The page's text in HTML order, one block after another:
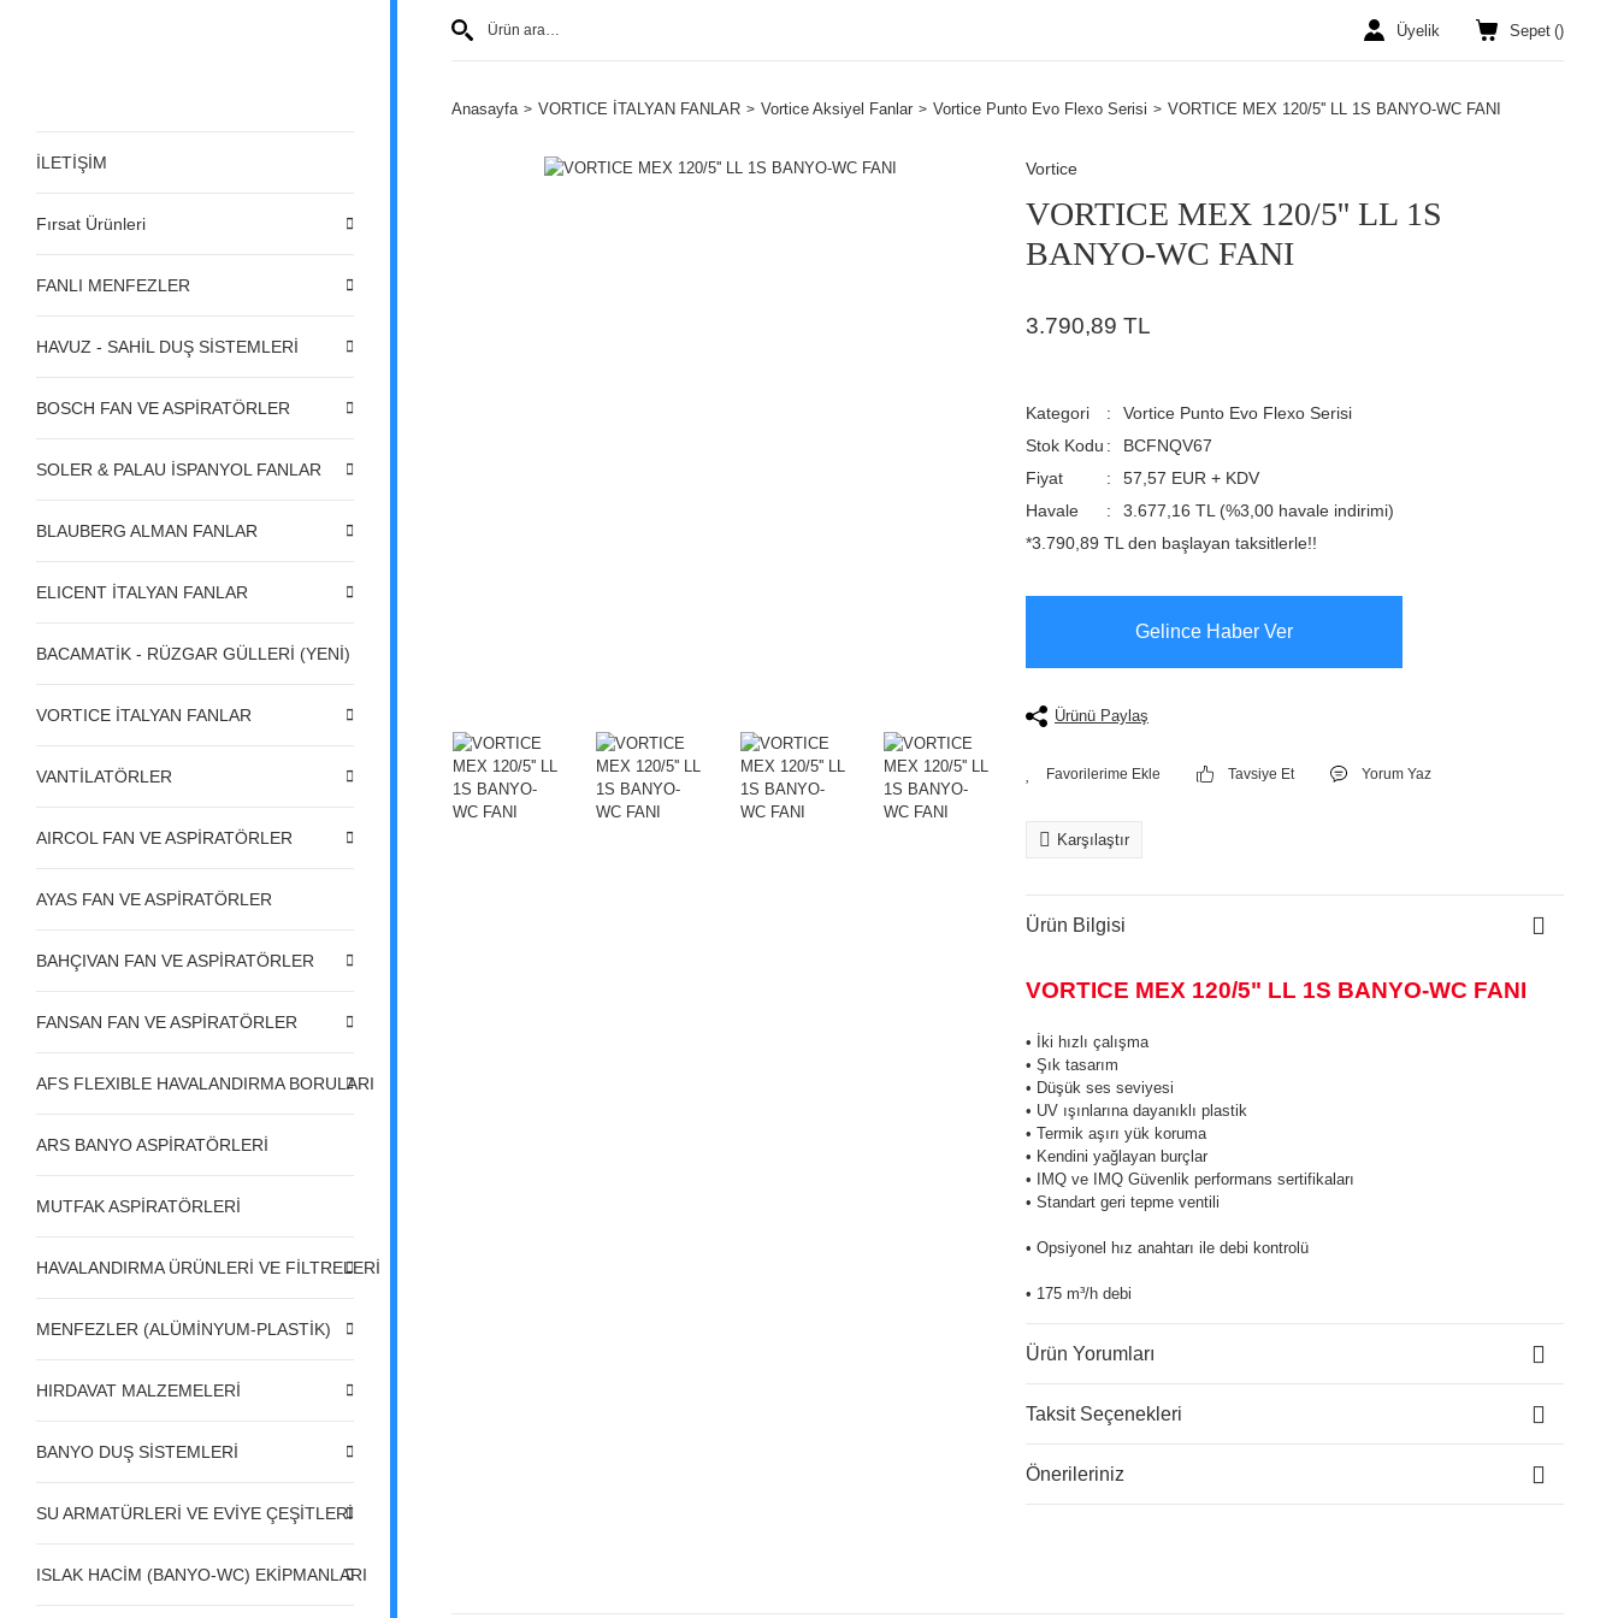
İLETİŞİM
Fırsat Ürünleri
FANLI MENFEZLER
HAVUZ - SAHİL DUŞ SİSTEMLERİ
BOSCH FAN VE ASPİRATÖRLER
SOLER & PALAU İSPANYOL FANLAR
BLAUBERG ALMAN FANLAR
ELICENT İTALYAN FANLAR
BACAMATİK - RÜZGAR GÜLLERİ (YENİ)
VORTICE İTALYAN FANLAR
VANTİLATÖRLER
AIRCOL FAN VE ASPİRATÖRLER
AYAS FAN VE ASPİRATÖRLER
BAHÇIVAN FAN VE ASPİRATÖRLER
FANSAN FAN VE ASPİRATÖRLER
AFS FLEXIBLE HAVALANDIRMA BORULARI
ARS BANYO ASPİRATÖRLERİ
MUTFAK ASPİRATÖRLERİ
HAVALANDIRMA ÜRÜNLERİ VE FİLTRELERİ
MENFEZLER (ALÜMİNYUM-PLASTİK)
HIRDAVAT MALZEMELERİ
BANYO DUŞ SİSTEMLERİ
SU ARMATÜRLERİ VE EVİYE ÇEŞİTLERİ
ISLAK HACİM (BANYO-WC) EKİPMANLARI
Üyelik Sepet ()
Anasayfa VORTICE İTALYAN FANLAR Vortice Aksiyel Fanlar Vortice Punto Evo Flexo Serisi VORTICE MEX 120/5'' LL 1S BANYO-WC FANI
Vortice
VORTICE MEX 120/5'' LL 1S
BANYO-WC FANI
3.790,89 TL
Kategori
Vortice Punto Evo Flexo Serisi
Stok Kodu
BCFNQV67
Fiyat
57,57 EUR + KDV
Havale
3.677,16 TL (%3,00 havale indirimi)
*3.790,89 TL den başlayan taksitlerle!!
Gelince Haber Ver
Ürünü Paylaş
Tavsiye Et Yorum Yaz
Karşılaştır
Ürün Bilgisi
VORTICE MEX 120/5" LL 1S BANYO-WC FANI
• İki hızlı çalışma
• Şık tasarım
• Düşük ses seviyesi
• UV ışınlarına dayanıklı plastik
• Termik aşırı yük koruma
• Kendini yağlayan burçlar
• IMQ ve IMQ Güvenlik performans sertifikaları
• Standart geri tepme ventili
• Opsiyonel hız anahtarı ile debi kontrolü
• 175 m³/h debi
Ürün Yorumları
Taksit Seçenekleri
Önerileriniz